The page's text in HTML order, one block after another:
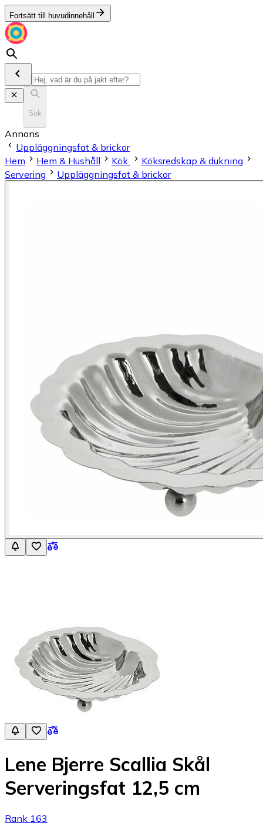
Fortsätt till huvudinnehåll
Sök
Annons
Uppläggningsfat & brickor
Hem
Hem & Hushåll Kök
Köksredskap & dukning
Servering
Uppläggningsfat & brickor
Lene Bjerre Scallia Skål
Serveringsfat 12,5 cm
Rank 163